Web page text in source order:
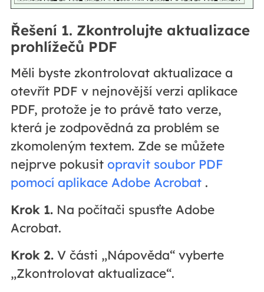
Řešení 1. Zkontrolujte aktualizace
prohlížečů PDF
Měli byste zkontrolovat aktualizace a
otevřít PDF v nejnovější verzi aplikace
PDF, protože je to právě tato verze,
která je zodpovědná za problém se
zkomoleným textem. Zde se můžete
nejprve pokusit opravit soubor PDF
pomocí aplikace Adobe Acrobat.
Krok 1.Na počítači spusťte Adobe
Acrobat.
Krok 2.V části „Nápověda“ vyberte
„Zkontrolovat aktualizace“.